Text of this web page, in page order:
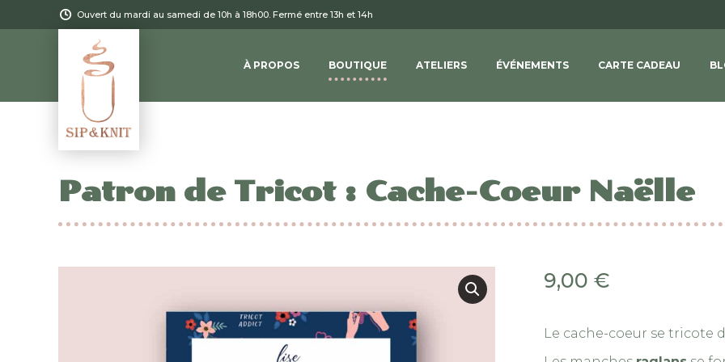
Ouvert du mardi au samedi de 10h à 18h00. Fermé entre 13h et 14h
À PROPOS BOUTIQUE ATELIERS ÉVÉNEMENTS CARTE CADEAU
Patron de Tricot : Cache-Coeur Naëlle
9,00 €
Le cache-coeur se tricote